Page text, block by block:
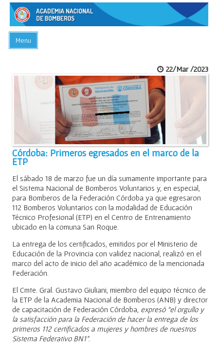
Menu
ACADEMIA
PREGUNTAS FRECUENTES
CONTACTO
22/Mar /2023
Córdoba: Primeros egresados en el marco de la
ETP
El sábado 18 de marzo fue un día sumamente importante para
el Sistema Nacional de Bomberos Voluntarios y, en especial,
para Bomberos de la Federación Córdoba ya que egresaron
112 Bomberos Voluntarios con la modalidad de Educación
Técnico Profesional (ETP) en el Centro de Entrenamiento
ubicado en la comuna San Roque.
La entrega de los certificados, emitidos por el Ministerio de
Educación de la Provincia con validez nacional, realizó en el
marco del acto de inicio del año académico de la mencionada
Federación.
El Cmte. Gral. Gustavo Giuliani, miembro del equipo técnico de
la ETP de la Academia Nacional de Bomberos (ANB) y director
de capacitación de Federación Córdoba, expresó “el orgullo y
la satisfacción para la Federación de hacer la entrega de los
primeros 112 certificados a mujeres y hombres de nuestros
Sistema Federativo BN1”.